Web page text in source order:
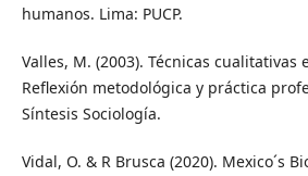
humanos. Lima: PUCP.
Valles, M. (2003). Técnicas cualitativas
Reflexión metodológica y práctica
Síntesis Sociología.
Vidal, O. & R Brusca (2020). Mexico´s